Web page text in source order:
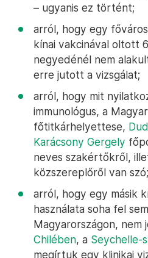
– ugyanis ez történt;
arról, hogy egy
kínai vakcinával oltott
negyedénél nem
erre jutott a vizsgálat;
arról, hogy mit
immunológus, a
főtitkárhelyettese,
Karácsony Gergely
neves szakértőkről,
közszereplőről van szó;
arról, hogy egy másik
használata soha fel
Magyarországon, nem
Chilében, a Seychelle-
megírtuk egy klinikai